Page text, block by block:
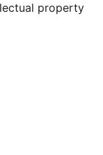
property